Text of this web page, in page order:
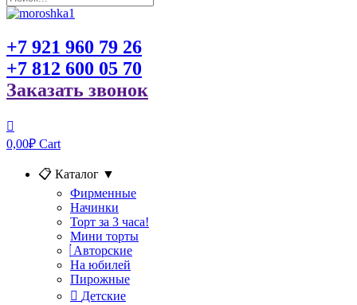
+7 921 960 79 26
+7 812 600 05 70
Заказать звонок
0,00₽ Cart
📋 Каталог ▼
Фирменные
Начинки
Торт за 3 часа!
Мини торты
Авторские
На юбилей
Пирожные
Детские